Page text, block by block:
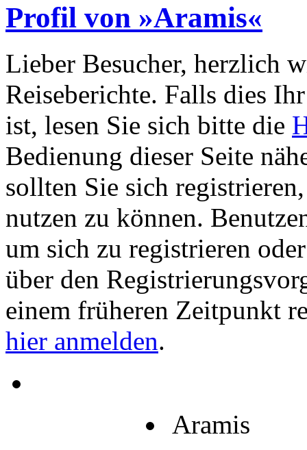
Profil von »Aramis«
Lieber Besucher, herzlich
Reiseberichte. Falls dies
ist, lesen Sie sich bitte die
Bedienung dieser Seite
sollten Sie sich
nutzen zu können.
um sich zu registrieren
über den
einem früheren Zeitpunkt
hier anmelden.
Aramis